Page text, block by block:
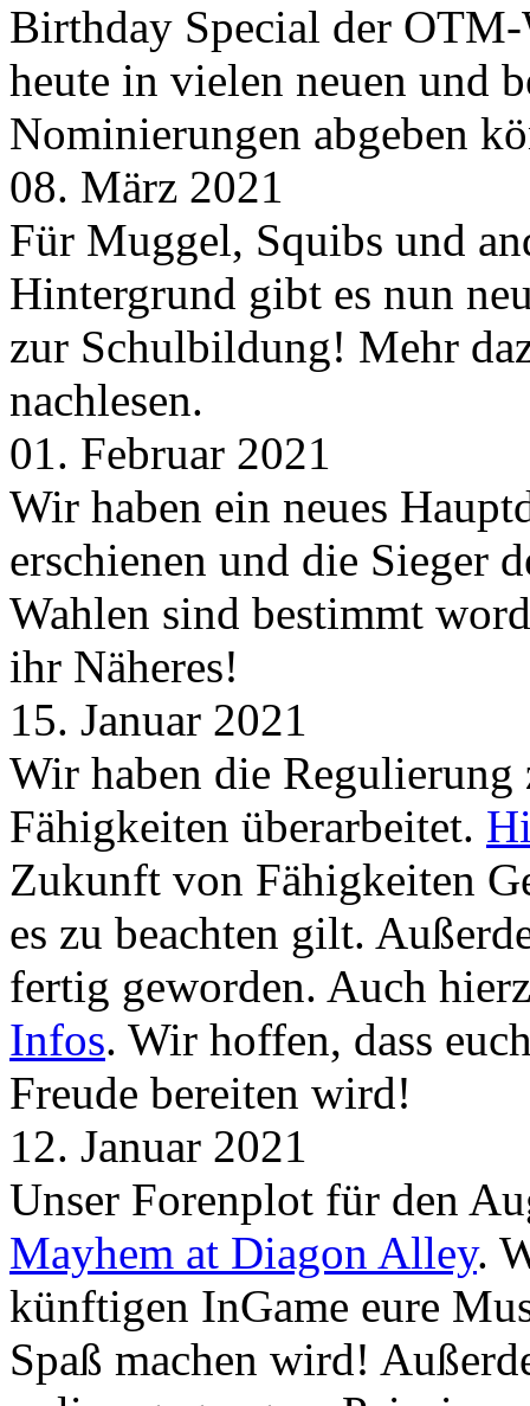
Birthday Special der
heute in vielen neuen und
Nominierungen abgeben
08. März 2021
Für Muggel, Squibs und
Hintergrund gibt es nun
zur Schulbildung! Mehr
nachlesen.
01. Februar 2021
Wir haben ein neues
erschienen und die Sieger
Wahlen sind bestimmt
ihr Näheres!
15. Januar 2021
Wir haben die
Fähigkeiten überarbeitet.
Zukunft von Fähigkeiten
es zu beachten gilt.
fertig geworden. Auch
Infos. Wir hoffen, dass
Freude bereiten wird!
12. Januar 2021
Unser Forenplot für den
Mayhem at Diagon Alley.
künftigen InGame eure
Spaß machen wird!